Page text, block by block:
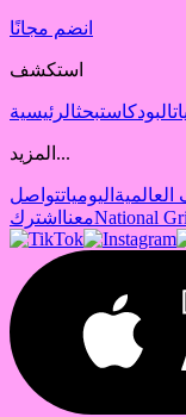
انضم مجانًا
استكشف
البودكاستبحثالرئيسية
المزيد...
العالمية اليومياتتواصل
معنا اشترك National